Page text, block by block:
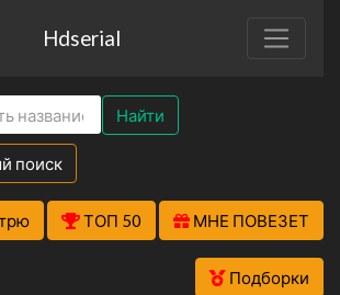
Hdserial
Найти
поиск
ТОП 50 МНЕ ПОВЕЗЕТ
Подборки